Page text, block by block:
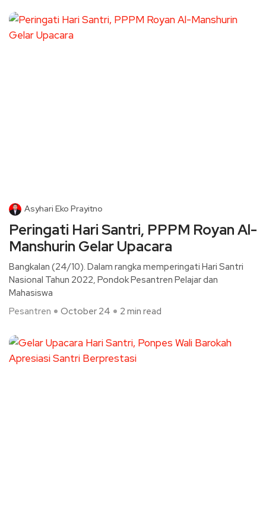
Asyhari Eko Prayitno
Peringati Hari Santri, PPPM Royan Al-
Manshurin Gelar Upacara
Bangkalan (24/10). Dalam rangka memperingati Hari Santri
Nasional Tahun 2022, Pondok Pesantren Pelajar dan
Mahasiswa
Pesantren
October 24 2 min read